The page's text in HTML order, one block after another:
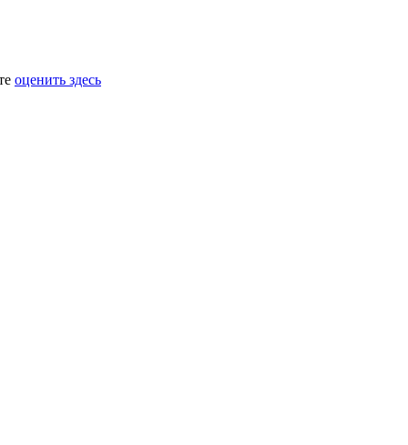
оценить здесь